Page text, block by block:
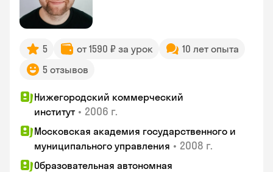
5 от 1590 ₽ за урок
10 лет опыта
5 отзывов
Нижегородский коммерческий
институт • 2006 г.
Московская академия государственного и
муниципального управления • 2008 г.
Образовательная автономная